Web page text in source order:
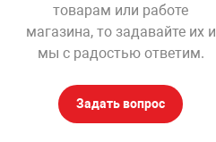
товарам или работе
магазина, то задавайте их и
мы с радостью ответим.
Задать вопрос